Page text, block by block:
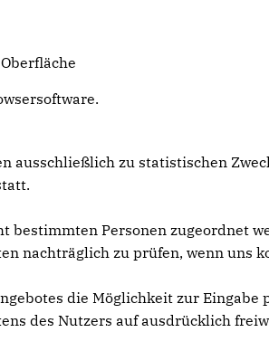
ausschließlich zu statistischen
bestimmten Personen zugeordnet
nachträglich zu prüfen, wenn
die Möglichkeit zur
des Nutzers auf ausdrücklich